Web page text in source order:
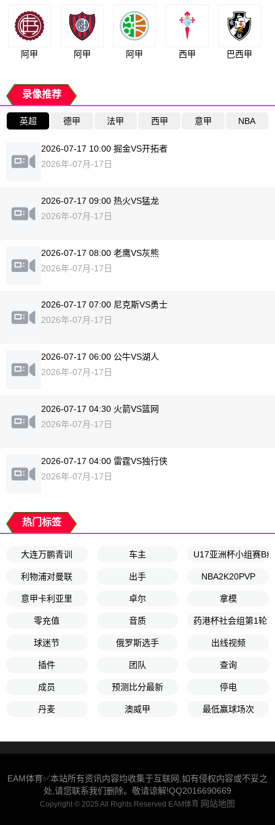
阿甲 阿甲 阿甲 西甲 巴西甲
录像推荐
英超 德甲 法甲 西甲 意甲 NBA
2026-07-17 10:00 掘金VS开拓者
2026年-07月-17日
2026-07-17 09:00 热火VS猛龙
2026年-07月-17日
2026-07-17 08:00 老鹰VS灰熊
2026年-07月-17日
2026-07-17 07:00 尼克斯VS勇士
2026年-07月-17日
2026-07-17 06:00 公牛VS湖人
2026年-07月-17日
2026-07-17 04:30 火箭VS篮网
2026年-07月-17日
2026-07-17 04:00 雷霆VS独行侠
2026年-07月-17日
热门标签
大连万鹏青训 车主 U17亚洲杯小组赛B
利物浦对曼联 出手 NBA2K20PVP
意甲卡利亚里 卓尔 拿模
零充值 音质 药港杯社会组第1轮
球迷节 俄罗斯选手 出线视频
插件 团队 查询
成员 预测比分最新 停电
丹麦 澳威甲 最低赢球场次
EAM体育✅本站所有资讯内容均收集于互联网,如有侵权内容或不妥之
处,请您联系我们删除。敬请谅解!QQ2016690669
Copyright © 2025 All Rights Reserved EAM体育 网站地图